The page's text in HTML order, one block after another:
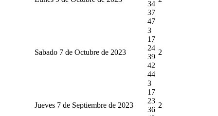
34
37
47
Sabado 7 de Octubre de 2023
3
17
24
39
42
44
2
Jueves 7 de Septiembre de 2023
3
17
23
36
2